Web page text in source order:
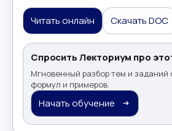
Читать онлайн Скачать DOC
Спросить Лекториум про
Мгновенный разбор тем и заданий
формул и примеров.
Начать обучение